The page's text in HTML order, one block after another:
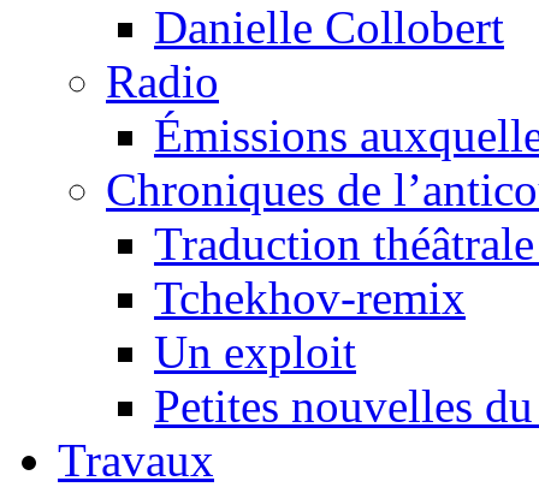
Danielle Collobert
Radio
Émissions
Chroniques de
Traduction
Tchekhov-remix
Un exploit
Petites nouvelles
Travaux